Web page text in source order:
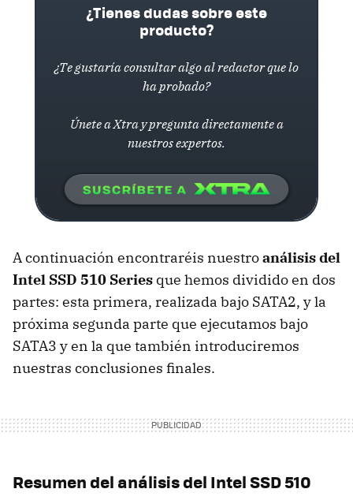
¿Tienes dudas sobre este
producto?
¿Te gustaría consultar algo al redactor que lo
ha probado?
Únete a Xtra y pregunta directamente a
nuestros expertos.
A continuación encontraréis nuestroanálisis del
Intel SSD 510 Series que hemos dividido en dos
partes: esta primera, realizada bajo SATA2, y la
próxima segunda parte que ejecutamos bajo
SATA3 y en la que también introduciremos
nuestras conclusiones finales.
Resumen del análisis del IntelSSD510